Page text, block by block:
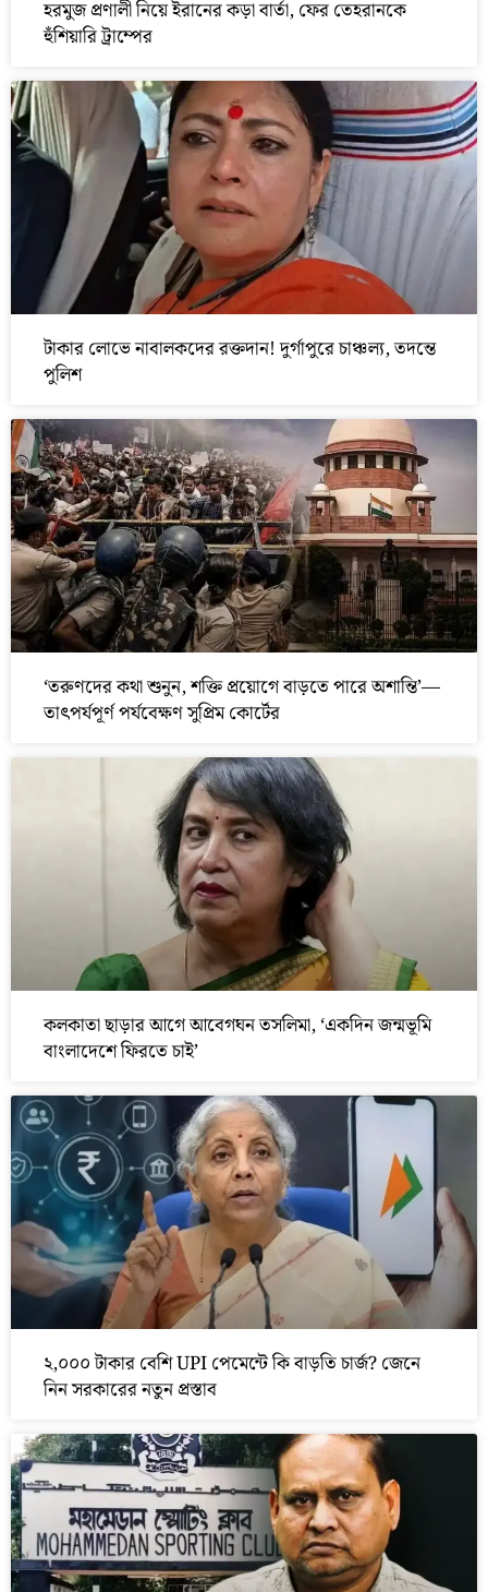
হরমুজ প্রণালী নিয়ে ইরানের কড়া বার্তা, ফের তেহরানকে
হুঁশিয়ারি ট্রাম্পের
টাকার লোভে নাবালকদের রক্তদান! দুর্গাপুরে চাঞ্চল্য, তদন্তে
পুলিশ
‘তরুণদের কথা শুনুন, শক্তি প্রয়োগে বাড়তে পারে অশান্তি’—
তাৎপর্যপূর্ণ পর্যবেক্ষণ সুপ্রিম কোর্টের
কলকাতা ছাড়ার আগে আবেগঘন তসলিমা, ‘একদিন জন্মভূমি
বাংলাদেশে ফিরতে চাই’
২,০০০ টাকার বেশি UPI পেমেন্টে কি বাড়তি চার্জ? জেনে
নিন সরকারের নতুন প্রস্তাব